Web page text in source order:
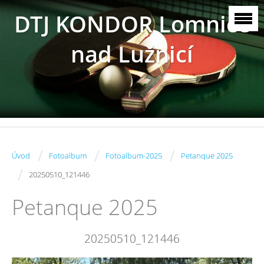
DTJ KONDOR Lomnice
nad Lužnicí
Úvod / Fotoalbum / Fotoalbum-2025 / Petanque 2025
/ 20250510_121446
Petanque 2025
20250510_121446